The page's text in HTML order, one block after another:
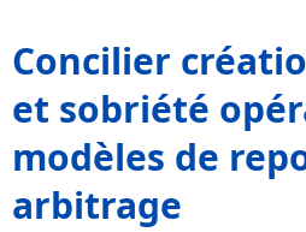
Concilier
et sobriété
modèles de
arbitrage